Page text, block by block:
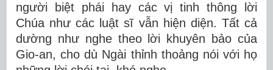
người biệt phái hay các vị tinh thông lời
Chúa như các luật sĩ vẫn hiện diện. Tất cả
dường như nghe theo lời khuyên bảo của
Gio-an, cho dù Ngài thỉnh thoảng nói với họ